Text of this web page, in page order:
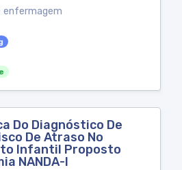
enfermagem
Do Diagnóstico De
De Atraso No
Infantil Proposto
NANDA-I